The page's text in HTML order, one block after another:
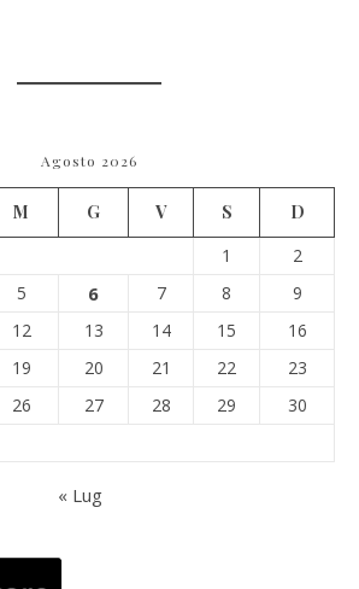
Agosto 2026
M G V S
D
1
2
5 6 7 8
9
12 13 14 15
16
19 20 21 22
23
26 27 28 29
30
« Lug